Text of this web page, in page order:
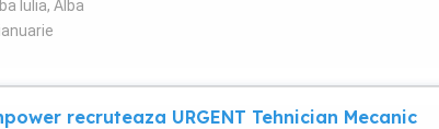
Iulia, Alba
recruteaza URGENT Tehnician Mecanic